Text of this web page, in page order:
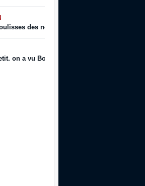
des non-sélections d’Eric Cantona,
on a vu Bordeaux dériver »